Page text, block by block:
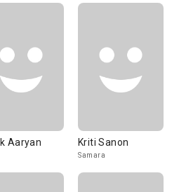
Aaryan Kriti Sanon
Samara